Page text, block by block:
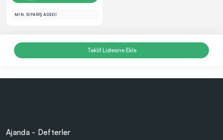
MİN. SİPARİŞ ADEDİ
Teklif Listesine Ekle
Ajanda - Defterler